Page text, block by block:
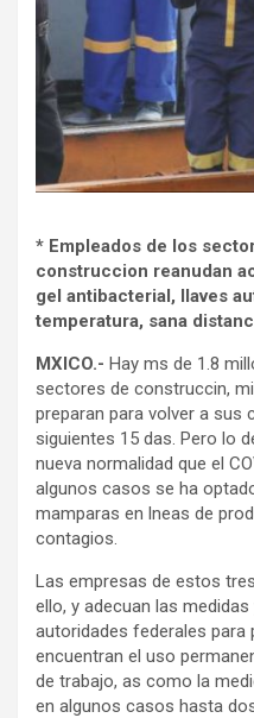
* Empleados de los
construccion reanudan
gel antibacterial, llaves
temperatura, sana
MXICO.- Hay ms de 1.8
sectores de construccin,
preparan para volver a sus
siguientes 15 das. Pero lo
nueva normalidad que el
algunos casos se ha
mamparas en lneas de
contagios.
Las empresas de estos
ello, y adecuan las
autoridades federales para
encuentran el uso
de trabajo, as como la
en algunos casos hasta